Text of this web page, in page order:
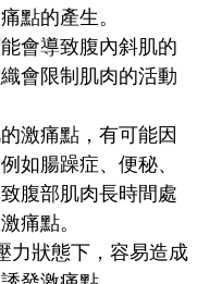
點的產生。
會導致腹內斜肌的
會限制肌肉的活動
激痛點，有可能因
如腸躁症、便秘、
腹部肌肉長時間處
痛點。
力狀態下，容易造成